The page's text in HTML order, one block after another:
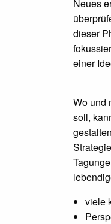
Neues
dieser
einer
Wo und
soll,
viele